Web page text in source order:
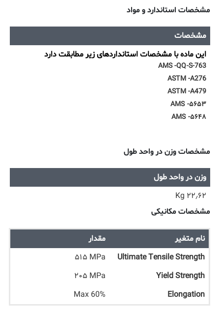
مشخصات استاندارد و مواد
مشخصات
این ماده با مشخصات استانداردهای زیر مطابقت دارد
AMS -QQ-S-763
ASTM -A276
ASTM -A479
AMS -۵۶۵۳
AMS -۵۶۴۸
مشخصات وزن در واحد طول
وزن در واحد طول
۲۲٫۶۲ Kg
مشخصات مکانیکی
نام متغیر
مقدار
Ultimate Tensile Strength
۵۱۵ MPa
Yield Strength
۲۰۵ MPa
Elongation
Max 60%